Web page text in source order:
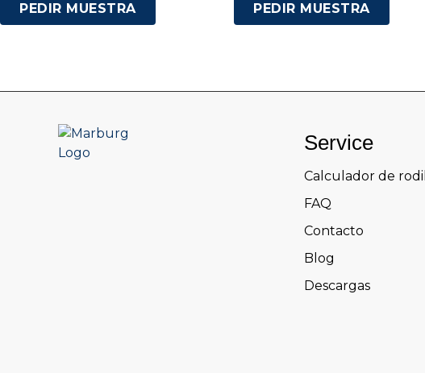
PEDIR MUESTRA PEDIR MUESTRA
Service
Calculador de
FAQ
Contacto
Blog
Descargas